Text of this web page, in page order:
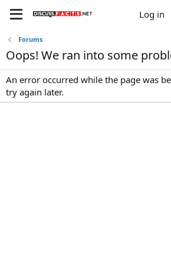
Log in
Forums
Oops! We ran into some
An error occurred while the page was
try again later.